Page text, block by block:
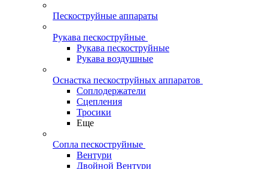
Пескоструйные аппараты
Рукава пескоструйные
Рукава пескоструйные
Рукава воздушные
Оснастка пескоструйных аппаратов
Соплодержатели
Сцепления
Тросики
Еще
Сопла пескоструйные
Вентури
Двойной Вентури